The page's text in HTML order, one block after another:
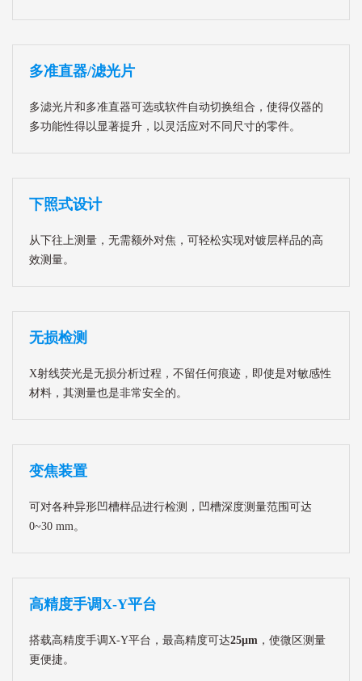
多准直器/滤光片
多滤光片和多准直器可选或软件自动切换组合，使得仪器的
多功能性得以显著提升，以灵活应对不同尺寸的零件。
下照式设计
从下往上测量，无需额外对焦，可轻松实现对镀层样品的高
效测量。
无损检测
X射线荧光是无损分析过程，不留任何痕迹，即使是对敏感性
材料，其测量也是非常安全的。
变焦装置
可对各种异形凹槽样品进行检测，凹槽深度测量范围可达
0~30 mm。
高精度手调X-Y平台
搭载高精度手调X-Y平台，最高精度可达25μm ，使微区测量
更便捷。